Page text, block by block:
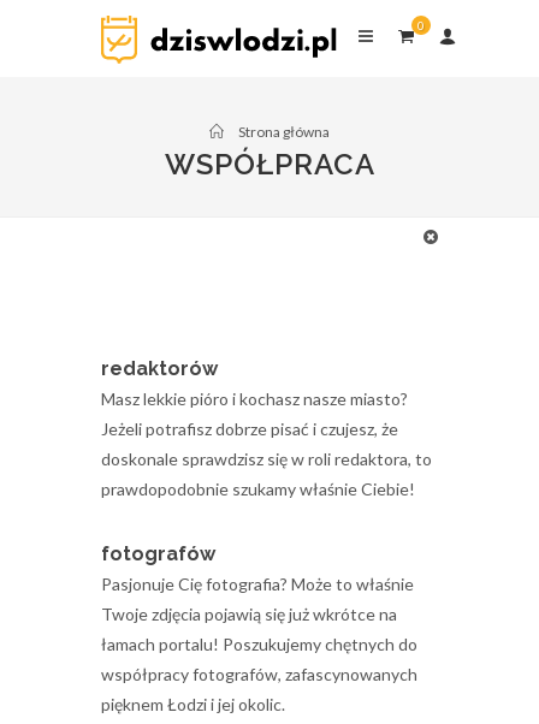
0
Strona główna
WSPÓŁPRACA
Jesteśmy grupą łodzian, których połączyło
łódzkiego wśród jego mieszkańców i
turystów. Z chęcią nawiążemy współpracę z
redaktorów
Masz lekkie pióro i kochasz nasze miasto?
Jeżeli potrafisz dobrze pisać i czujesz, że
doskonale sprawdzisz się w roli redaktora, to
prawdopodobnie szukamy właśnie Ciebie!
fotografów
Pasjonuje Cię fotografia? Może to właśnie
Twoje zdjęcia pojawią się już wkrótce na
łamach portalu! Poszukujemy chętnych do
współpracy fotografów, zafascynowanych
pięknem Łodzi i jej okolic.